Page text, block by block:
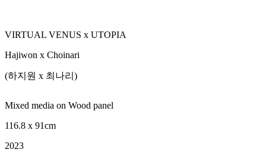
VIRTUAL VENUS x UTOPIA
Hajiwon x Choinari
(하지원 x 최나리)
Mixed media on Wood panel
116.8 x 91cm
2023